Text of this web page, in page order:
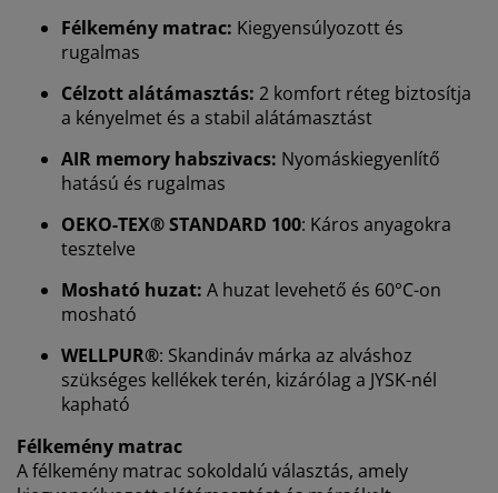
Félkemény matrac: Kiegyensúlyozott és
rugalmas
Célzott alátámasztás: 2 komfort réteg biztosítja
a kényelmet és a stabil alátámasztást
AIR memory habszivacs: Nyomáskiegyenlítő
hatású és rugalmas
OEKO-TEX® STANDARD 100: Káros anyagokra
tesztelve
Mosható huzat: A huzat levehető és 60°C-on
mosható
WELLPUR®: Skandináv márka az alváshoz
szükséges kellékek terén, kizárólag a JYSK-nél
kapható
Félkemény matrac
A félkemény matrac sokoldalú választás, amely
Személyre szabott élményt nyújtunk
A JYSK-nél sütiket és mobilazonosítókat használunk a
weboldalunkon tett látogatások kellemes élményének
biztosítása érdekében. A sütik információkat gyűjtenek
Önről a funkcionalitás biztosítása, a statisztikák és a
releváns marketing érdekében.